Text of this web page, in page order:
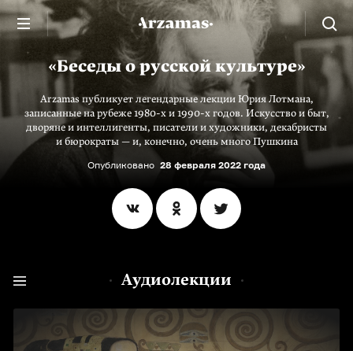
«Беседы о русской культуре»
Arzamas публикует легендарные лекции Юрия Лотмана,
записанные на рубеже 1980-х и 1990-х годов. Искусство и быт,
дворяне и интеллигенты, писатели и художники, декабристы
и бюрократы — и, конечно, очень много Пушкина
Опубликовано 28 февраля 2022 года
Аудиолекции